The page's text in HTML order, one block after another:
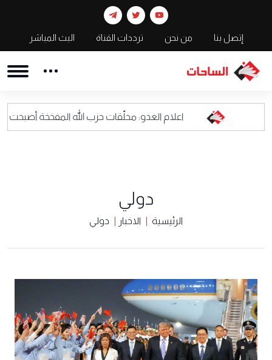
إتصل بنا من نحن ترددات القناة البث المباشر
اعلام العدو: محلّقات حزب الله المفخخة أصبحت كابوسا للقيادة
دولي
الرئيسية الاخبار دولي